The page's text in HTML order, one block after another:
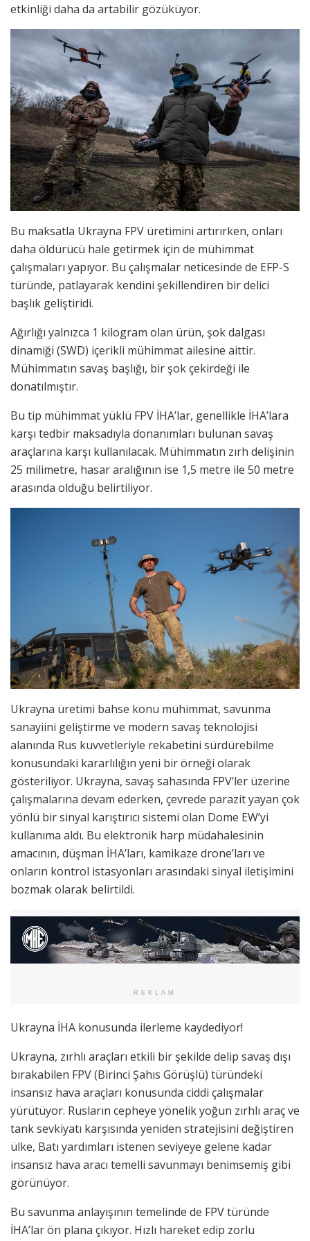
etkinliği daha da artabilir gözüküyor.
Bu maksatla Ukrayna FPV üretimini artırırken, onları
daha öldürücü hale getirmek için de mühimmat
çalışmaları yapıyor. Bu çalışmalar neticesinde de EFP-S
türünde, patlayarak kendini şekillendiren bir delici
başlık geliştiridi.
Ağırlığı yalnızca 1 kilogram olan ürün, şok dalgası
dinamiği (SWD) içerikli mühimmat ailesine aittir.
Mühimmatın savaş başlığı, bir şok çekirdeği ile
donatılmıştır.
Bu tip mühimmat yüklü FPV İHA’lar, genellikle İHA’lara
karşı tedbir maksadıyla donanımları bulunan savaş
araçlarına karşı kullanılacak. Mühimmatın zırh delişinin
25 milimetre, hasar aralığının ise 1,5 metre ile 50 metre
arasında olduğu belirtiliyor.
Ukrayna üretimi bahse konu mühimmat, savunma
sanayiini geliştirme ve modern savaş teknolojisi
alanında Rus kuvvetleriyle rekabetini sürdürebilme
konusundaki kararlılığın yeni bir örneği olarak
gösteriliyor. Ukrayna, savaş sahasında FPV’ler üzerine
çalışmalarına devam ederken, çevrede parazit yayan çok
yönlü bir sinyal karıştırıcı sistemi olan Dome EW’yi
kullanıma aldı. Bu elektronik harp müdahalesinin
amacının, düşman İHA’ları, kamikaze drone’ları ve
onların kontrol istasyonları arasındaki sinyal iletişimini
bozmak olarak belirtildi.
REKLAM
Ukrayna İHA konusunda ilerleme kaydediyor!
Ukrayna, zırhlı araçları etkili bir şekilde delip savaş dışı
bırakabilen FPV (Birinci Şahıs Görüşlü) türündeki
insansız hava araçları konusunda ciddi çalışmalar
yürütüyor. Rusların cepheye yönelik yoğun zırhlı araç ve
tank sevkiyatı karşısında yeniden stratejisini değiştiren
ülke, Batı yardımları istenen seviyeye gelene kadar
insansız hava aracı temelli savunmayı benimsemiş gibi
görünüyor.
Bu savunma anlayışının temelinde de FPV türünde
İHA’lar ön plana çıkıyor. Hızlı hareket edip zorlu